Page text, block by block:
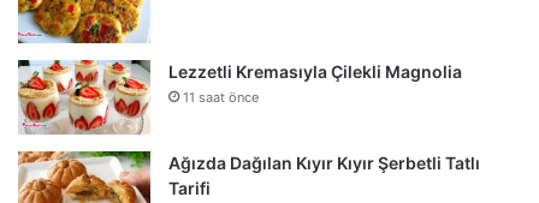
Lezzetli Kremasıyla Çilekli Magnolia
11 saat önce
Ağızda Dağılan Kıyır Kıyır Şerbetli Tatlı
Tarifi